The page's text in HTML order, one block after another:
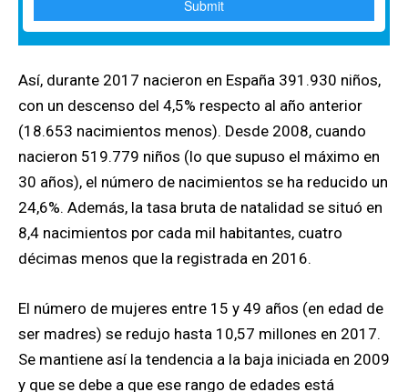
Así, durante 2017 nacieron en España 391.930 niños,
con un descenso del 4,5% respecto al año anterior
(18.653 nacimientos menos). Desde 2008, cuando
nacieron 519.779 niños (lo que supuso el máximo en
30 años), el número de nacimientos se ha reducido un
24,6%. Además, la tasa bruta de natalidad se situó en
8,4 nacimientos por cada mil habitantes, cuatro
décimas menos que la registrada en 2016.
El número de mujeres entre 15 y 49 años (en edad de
ser madres) se redujo hasta 10,57 millones en 2017.
Se mantiene así la tendencia a la baja iniciada en 2009
y que se debe a que ese rango de edades está